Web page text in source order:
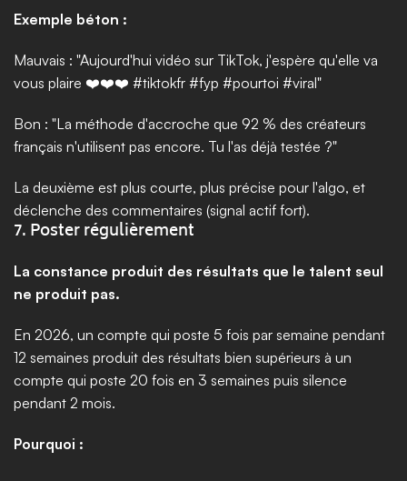
Exemple béton :
Mauvais : "Aujourd'hui vidéo sur TikTok, j'espère qu'elle va
vous plaire ❤️❤️❤️ #tiktokfr #fyp #pourtoi #viral"
Bon : "La méthode d'accroche que 92 % des créateurs
français n'utilisent pas encore. Tu l'as déjà testée ?"
La deuxième est plus courte, plus précise pour l'algo, et
déclenche des commentaires (signal actif fort).
7. Poster régulièrement
La constance produit des résultats que le talent seul
ne produit pas.
En 2026, un compte qui poste 5 fois par semaine pendant
12 semaines produit des résultats bien supérieurs à un
compte qui poste 20 fois en 3 semaines puis silence
pendant 2 mois.
Pourquoi :